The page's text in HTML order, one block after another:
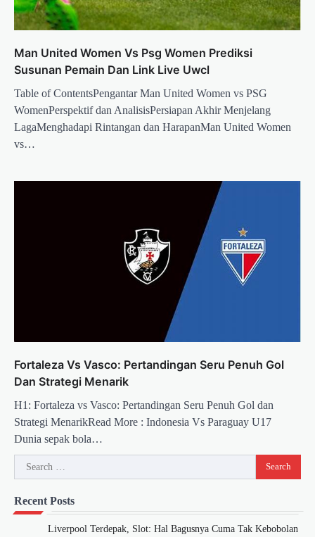
Man United Women Vs Psg Women Prediksi
Susunan Pemain Dan Link Live Uwcl
Table of ContentsPengantar Man United Women vs PSG
WomenPerspektif dan AnalisisPersiapan Akhir Menjelang
LagaMenghadapi Rintangan dan HarapanMan United Women
vs…
Fortaleza Vs Vasco: Pertandingan Seru Penuh Gol
Dan Strategi Menarik
H1: Fortaleza vs Vasco: Pertandingan Seru Penuh Gol dan
Strategi MenarikRead More : Indonesia Vs Paraguay U17
Dunia sepak bola…
Search
for:
Recent Posts
Liverpool Terdepak, Slot: Hal Bagusnya Cuma Tak Kebobolan